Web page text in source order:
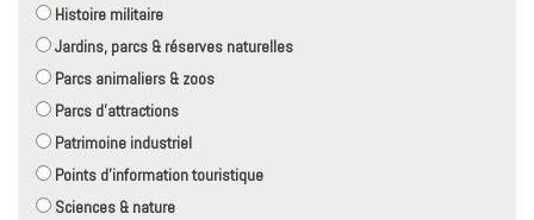
Histoire militaire
Jardins, parcs & réserves naturelles
Parcs animaliers & zoos
Parcs d'attractions
Patrimoine industriel
Points d'information touristique
Sciences & nature